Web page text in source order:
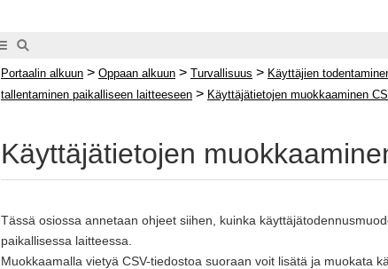
Portaalin alkuun > Oppaan alkuun > Turvallisuus > Käyttäjien
tallentaminen paikalliseen laitteeseen > Käyttäjätietojen muokkaaminen
Käyttäjätietojen
Tässä osiossa annetaan ohjeet siihen, kuinka
paikallisessa laitteessa.
Muokkaamalla vietyä CSV-tiedostoa suoraan voit lisätä ja muokata